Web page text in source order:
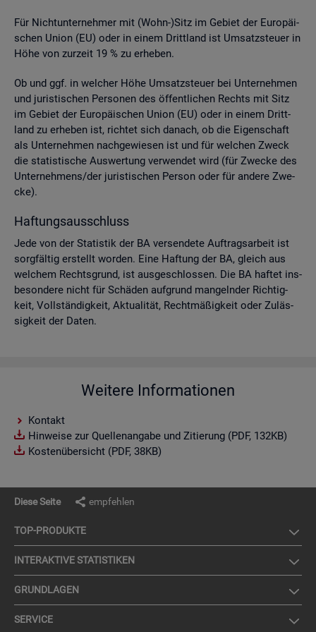
Für Nicht­un­ter­neh­mer mit (Wohn-)Sitz im Ge­biet der Eu­ro­päi­
schen Union (EU) oder in einem Dritt­land ist Um­satz­steu­er in
Höhe von zur­zeit 19 % zu er­he­ben.
Ob und ggf. in wel­cher Höhe Um­satz­steu­er bei Un­ter­neh­men
und ju­ris­ti­schen Per­so­nen des öf­fent­li­chen Rechts mit Sitz
im Ge­biet der Eu­ro­päi­schen Union (EU) oder in einem Dritt­
land zu er­he­ben ist, rich­tet sich da­nach, ob die Ei­gen­schaft
als Un­ter­neh­men nach­ge­wie­sen ist und für wel­chen Zweck
die sta­tis­ti­sche Aus­wer­tung ver­wen­det wird (für Zwe­cke des
Un­ter­neh­mens/der ju­ris­ti­schen Per­son oder für an­de­re Zwe­
cke).
Haf­tungs­aus­schluss
Jede von der Sta­tis­tik der BA ver­sen­de­te Auf­trags­ar­beit ist
sorg­fäl­tig er­stellt wor­den. Eine Haf­tung der BA, gleich aus
wel­chem Rechts­grund, ist aus­ge­schlos­sen. Die BA haf­tet ins­
be­son­de­re nicht für Schä­den auf­grund man­geln­der Rich­tig­
keit, Voll­stän­dig­keit, Ak­tua­li­tät, Recht­mä­ßig­keit oder Zu­läs­
sig­keit der Daten.
Weitere Informationen
Kontakt
Hinweise zur Quellenangabe und Zitierung (PDF, 132KB)
Kostenübersicht (PDF, 38KB)
Diese Seite empfehlen
TOP-PRO­DUK­TE
IN­TER­AK­TI­VE STA­TIS­TI­KEN
GRUND­LA­GEN
SER­VICE